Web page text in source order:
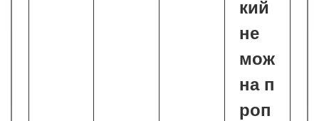
кий
не
мож
на п
роп